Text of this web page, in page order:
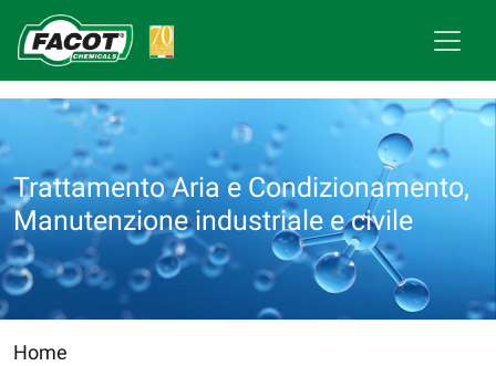
Trattamento Aria e Condizionamento,
Manutenzione industriale e civile
Home